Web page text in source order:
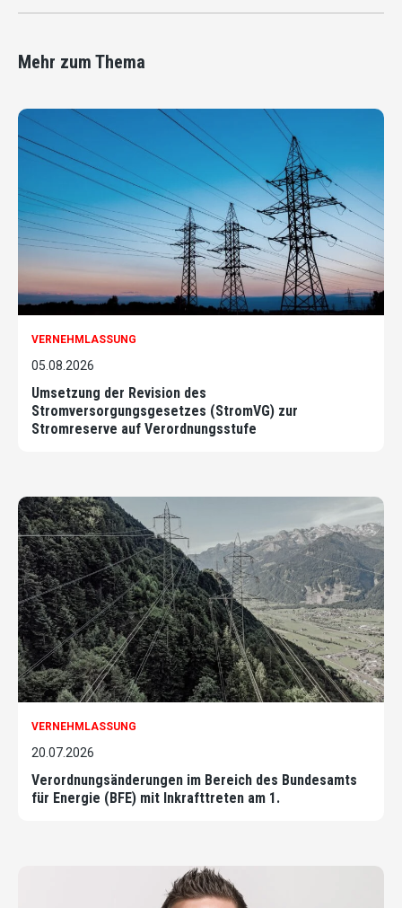
Mehr zum Thema
VERNEHMLASSUNG
05.08.2026
Umsetzung der Revision des
Stromversorgungsgesetzes (StromVG) zur
Stromreserve auf Verordnungsstufe
VERNEHMLASSUNG
20.07.2026
Verordnungsänderungen im Bereich des Bundesamts
für Energie (BFE) mit Inkrafttreten am 1.